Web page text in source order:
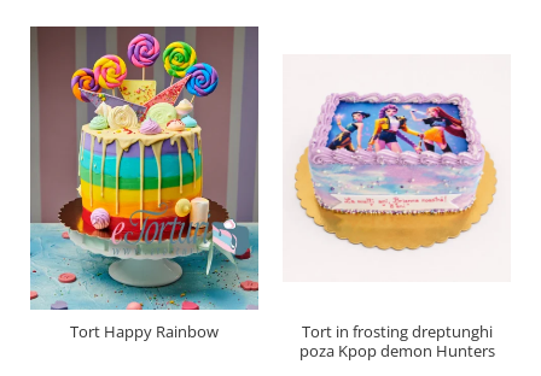
Tort Happy Rainbow
Tort in frosting dreptunghi
poza Kpop demon Hunters